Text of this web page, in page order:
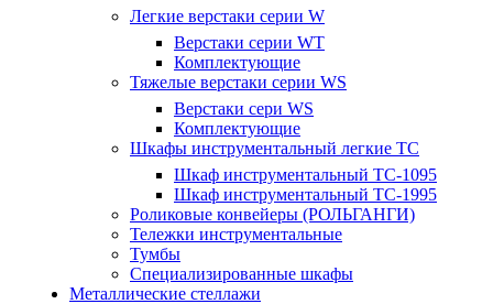
Легкие верстаки серии W
Верстаки серии WT
Комплектующие
Тяжелые верстаки серии WS
Верстаки сери WS
Комплектующие
Шкафы инструментальный легкие ТС
Шкаф инструментальный TC-1095
Шкаф инструментальный TC-1995
Роликовые конвейеры (РОЛЬГАНГИ)
Тележки инструментальные
Тумбы
Специализированные шкафы
Металлические стеллажи